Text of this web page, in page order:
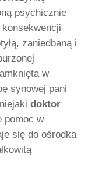
psychicznie
zaniedbaną i
w
synowej pani
doktor
pomoc w
się do ośrodka